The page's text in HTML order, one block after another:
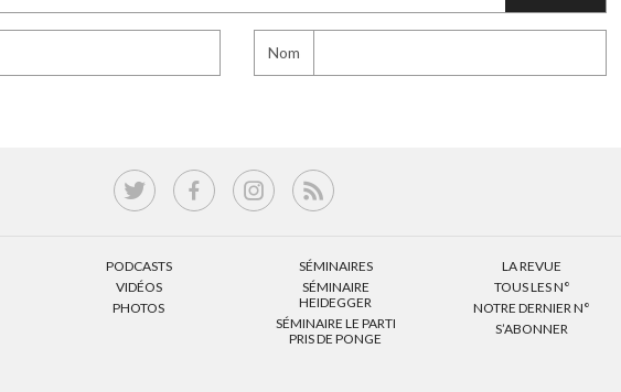
Nom
PODCASTS
VIDÉOS
PHOTOS
SÉMINAIRES
SÉMINAIRE
HEIDEGGER
SÉMINAIRE LE PARTI
PRIS DE PONGE
LA REVUE
TOUS LES N°
NOTRE DERNIER N°
S’ABONNER